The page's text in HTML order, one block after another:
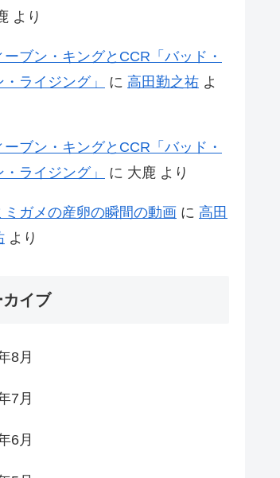
より
ーブン・キングとCCR「バッド・
・ライジング」
に 高田勤之祐 よ
ーブン・キングとCCR「バッド・
・ライジング」
に 大鹿 より
ミガメの産卵の瞬間の動画 に 高田
より
カイブ
8月
7月
6月